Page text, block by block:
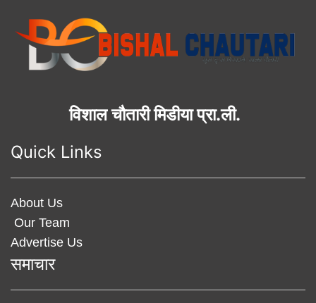
विशाल चौतारी मिडीया प्रा.ली.
Quick Links
About Us
Our Team
Advertise Us
समाचार